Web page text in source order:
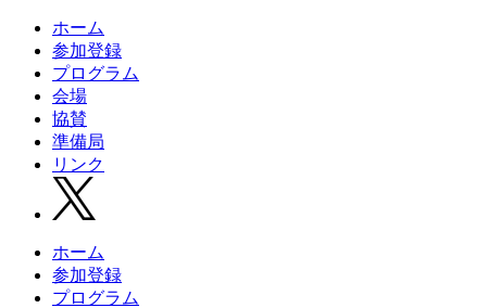
ホーム
参加登録
プログラム
会場
協賛
準備局
リンク
ホーム
参加登録
プログラム